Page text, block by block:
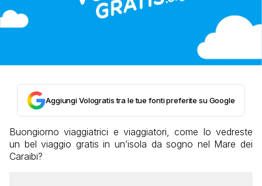
Aggiungi Vologratis tra le tue fonti preferite su Google
Buongiorno viaggiatrici e viaggiatori, come lo vedreste
un bel viaggio gratis in un’isola da sogno nel Mare dei
Caraibi?